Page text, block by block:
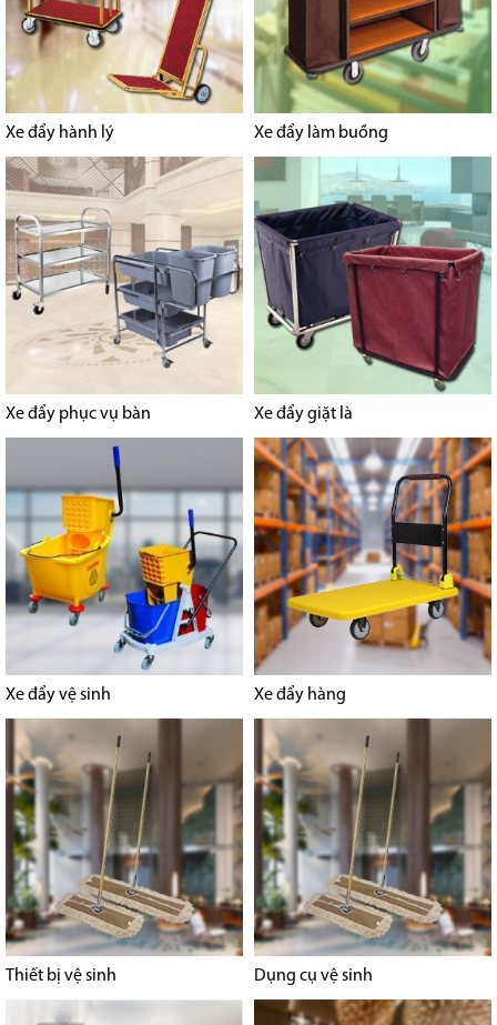
Xe đẩy hành lý Xe đẩy làm buồng
Xe đẩy phục vụ bàn Xe đẩy giặt là
Xe đẩy vệ sinh Xe đẩy hàng
Thiết bị vệ sinh Dụng cụ vệ sinh